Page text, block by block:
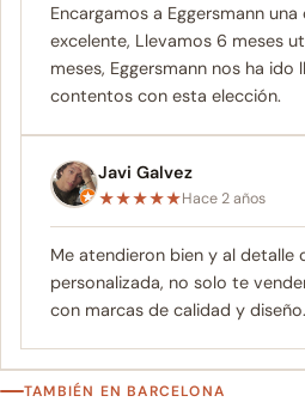
Encargamos a Eggersmann
excelente, Llevamos 6 meses
meses, Eggersmann nos ha
contentos con esta elección.
Javi Galvez
★★★★★Hace 2 años
Me atendieron bien y al detalle
personalizada, no solo te
con marcas de calidad y
TAMBIÉN EN BARCELONA ‎